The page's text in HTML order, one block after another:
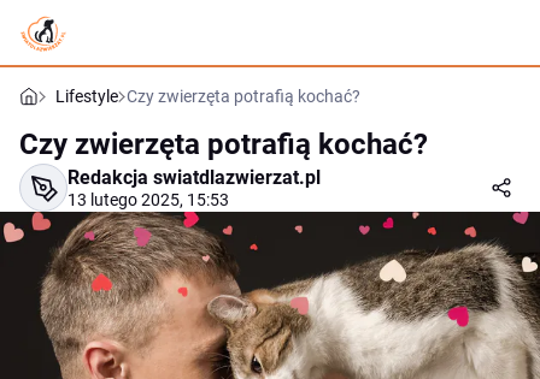
Lifestyle Czy zwierzęta potrafią kochać?
Czy zwierzęta potrafią kochać?
Redakcja swiatdlazwierzat.pl
13 lutego 2025, 15:53